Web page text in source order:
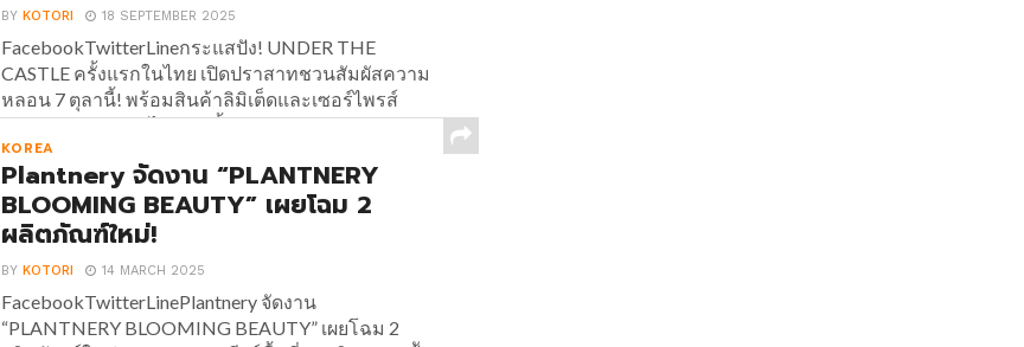
BYKOTORI 18 SEPTEMBER 2025
FacebookTwitterLineกระแสปัง! UNDER THE
CASTLE ครั้งแรกในไทย เปิดปราสาทชวนสัมผัสความ
หลอน 7 ตุลานี้! พร้อมสินค้าลิมิเต็ดและเซอร์ไพรส์
พิเศษ!! กระแสแรงไม่หยุด ตั้งแต่ UNDER THE
CASTLE ประกาศเปิดประตูปราสาทชวนสัมผัสความ
หลอน อีเวนต์ต้อนรับฮาโลวีนครั้งแรกใน
ประเทศไทย!!...
KOREA
Plantnery จัดงาน “PLANTNERY
BLOOMING BEAUTY” เผยโฉม 2
ผลิตภัณฑ์ใหม่!
BYKOTORI 14 MARCH 2025
FacebookTwitterLinePlantnery จัดงาน
“PLANTNERY BLOOMING BEAUTY” เผยโฉม 2